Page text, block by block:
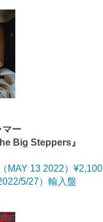
マー
Big Steppers』
MAY 13 2022）¥2,100
5/27）輸入盤